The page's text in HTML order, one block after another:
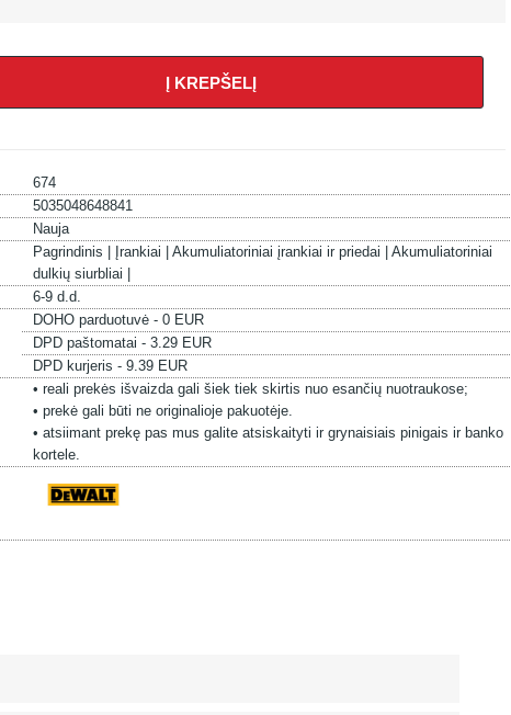
Į KREPŠELĮ
674
5035048648841
Nauja
Pagrindinis | Įrankiai | Akumuliatoriniai įrankiai ir priedai | Akumuliatoriniai
dulkių siurbliai |
6-9 d.d.
DOHO parduotuvė - 0 EUR
DPD paštomatai - 3.29 EUR
DPD kurjeris - 9.39 EUR
• reali prekės išvaizda gali šiek tiek skirtis nuo esančių nuotraukose;
• prekė gali būti ne originalioje pakuotėje.
• atsiimant prekę pas mus galite atsiskaityti ir grynaisiais pinigais ir banko
kortele.